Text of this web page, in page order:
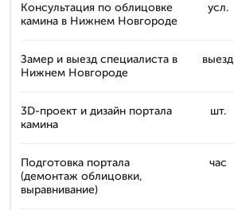
Консультация по облицовке
камина в Нижнем Новгороде
усл.
Замер и выезд специалиста в
Нижнем Новгороде
выезд
3D-проект и дизайн портала
камина
шт.
Подготовка портала
(демонтаж облицовки,
выравнивание)
час